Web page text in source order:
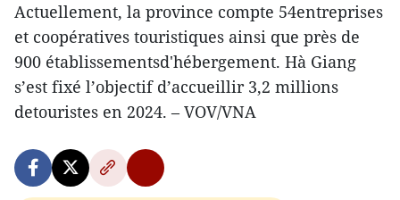
Actuellement, la province compte 54entreprises
et coopératives touristiques ainsi que près de
900 établissementsd'hébergement. Hà Giang
s’est fixé l’objectif d’accueillir 3,2 millions
detouristes en 2024. – VOV/VNA